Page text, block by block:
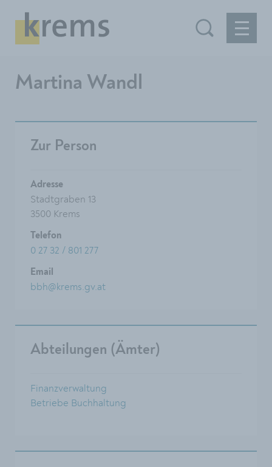
Martina Wandl
Zur Person
Adresse
Stadtgraben 13
3500 Krems
Telefon
0 27 32 / 801 277
Email
bbh@krems.gv.at
Abteilungen (Ämter)
Finanzverwaltung
Betriebe Buchhaltung